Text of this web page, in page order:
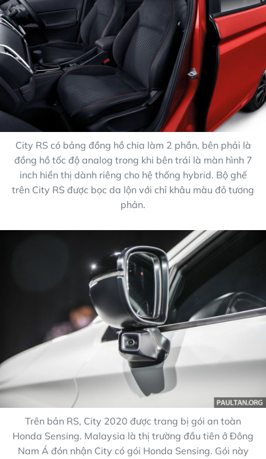
City RS có bảng đồng hồ chia làm 2 phần, bên phải là
đồng hồ tốc độ analog trong khi bên trái là màn hình 7
inch hiển thị dành riêng cho hệ thống hybrid. Bộ ghế
trên City RS được bọc da lộn với chỉ khâu màu đỏ tương
phản.
Trên bản RS, City 2020 được trang bị gói an toàn
Honda Sensing. Malaysia là thị trường đầu tiên ở Đông
Nam Á đón nhận City có gói Honda Sensing. Gói này